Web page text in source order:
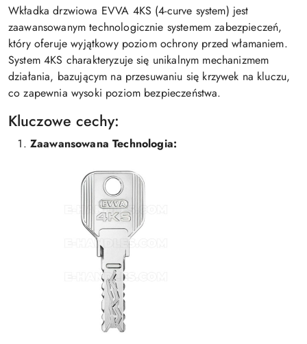
Wkładka drzwiowa EVVA 4KS (4-curve system) jest
zaawansowanym technologicznie systemem zabezpieczeń,
który oferuje wyjątkowy poziom ochrony przed włamaniem.
System 4KS charakteryzuje się unikalnym mechanizmem
działania, bazującym na przesuwaniu się krzywek na kluczu,
co zapewnia wysoki poziom bezpieczeństwa.
Kluczowe cechy:
Zaawansowana Technologia: